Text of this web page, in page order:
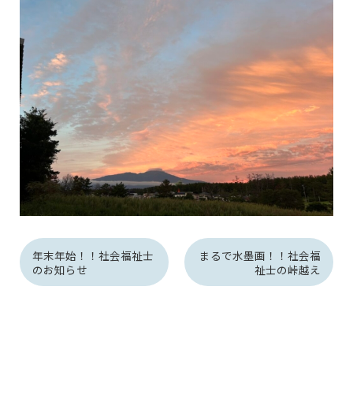
年末年始！！社会福祉士
のお知らせ
まるで水墨画！！社会福
祉士の峠越え